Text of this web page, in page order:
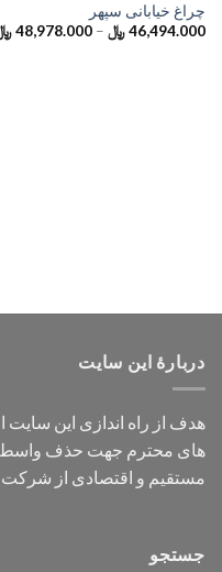
چراغ خیابانی سپهر
46,494.000 ﷼–
48,978.000
دربارهٔ این سایت
هدف از راه اندازی این
های محترم جهت حذف واسطه
مستقیم و اقتصادی از شرکت
جستجو